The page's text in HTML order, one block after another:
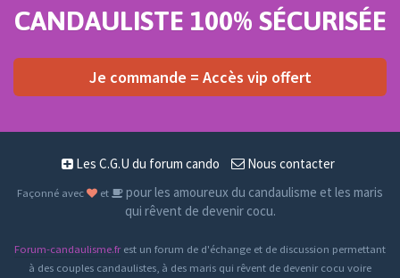
CANDAULISTE 100% SÉCURISÉE
Je commande = Accès vip offert
Les C.G.U du forum cando Nous contacter
Façonné avec et
pour les amoureux du candaulisme et les maris
qui rêvent de devenir cocu.
Forum-candaulisme.frest un forum de d'échange et de discussion permettant
à des couples candaulistes, à des maris qui rêvent de devenir cocu voire